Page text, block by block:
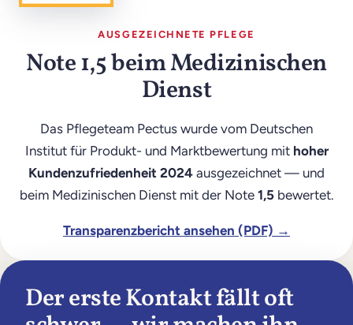
AUSGEZEICHNETE PFLEGE
Note 1,5 beim Medizinischen
Dienst
Das Pflegeteam Pectus wurde vom Deutschen
Institut für Produkt- und Marktbewertung mit hoher
Kundenzufriedenheit 2024 ausgezeichnet — und
beim Medizinischen Dienst mit der Note 1,5bewertet.
Transparenzbericht ansehen (PDF) →
Der erste Kontakt fällt oft